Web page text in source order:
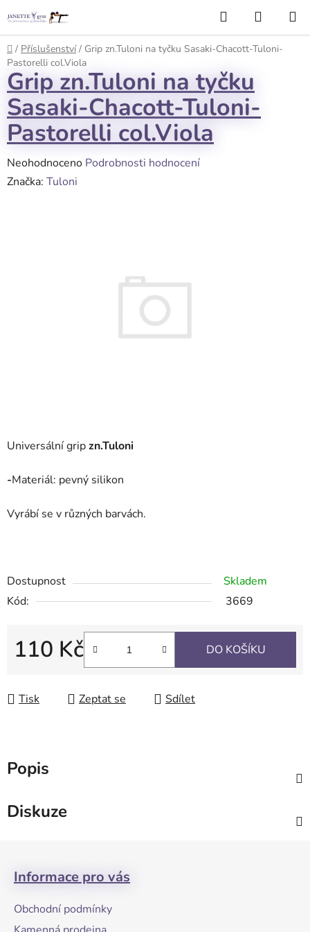
na
obsah
Hledat
KOŠÍK
Domů
/ Příslušenství / Grip zn.Tuloni na tyčku Sasaki-Chacott-Tuloni-
Pastorelli col.Viola
Universální gripzn.Tuloni
-Materiál: pevný silikon
Vyrábí se v různých barvách.
Dostupnost
Skladem
Kód:
3669
110 Kč DO KOŠÍKU
Tisk Zeptat se Sdílet
Grip zn.Tuloni na tyčku
Sasaki-Chacott-Tuloni-
Pastorelli col.Viola
Průměrné
hodnocení
Neohodnoceno Podrobnosti hodnocení
Značka: Tuloni
Popis
Diskuze
Informace pro vás
Obchodní podmínky